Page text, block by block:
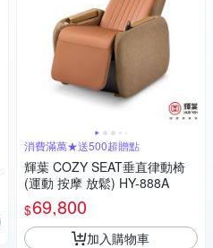
消費滿萬★送500超贈點
輝葉 COZY SEAT垂直律動椅
(運動 按摩 放鬆) HY-888A
$69,800
加入購物車